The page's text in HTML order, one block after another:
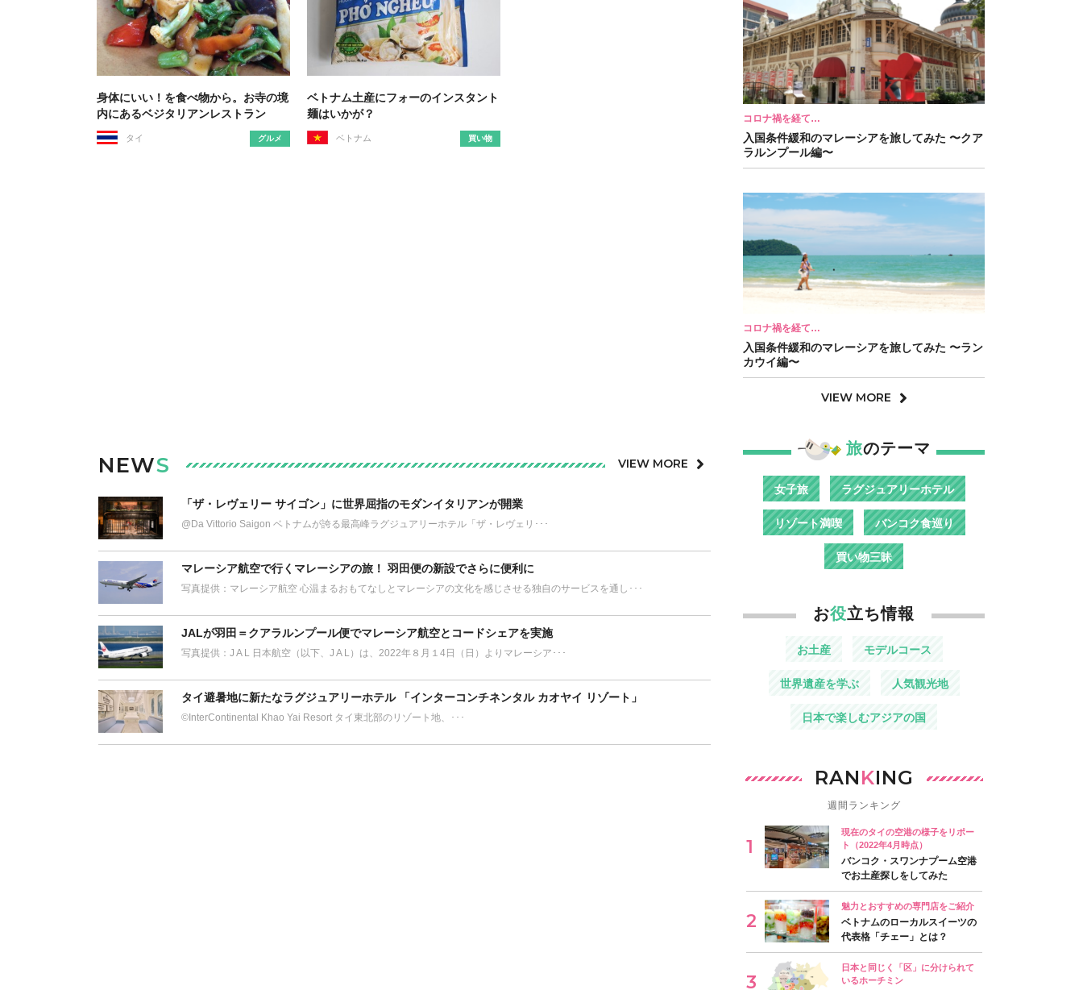
身体にいい！を食べ物から。お寺の境
内にあるベジタリアンレストラン
タイ グルメ
ベトナム土産にフォーのインスタント
麺はいかが？
ベトナム 買い物
NEWS VIEW MORE
「ザ・レヴェリー サイゴン」に世界屈指のモダンイタリアンが開業
@Da Vittorio Saigon ベトナムが誇る最高峰ラグジュアリーホテル「ザ・レヴェリ･･･
マレーシア航空で行くマレーシアの旅！ 羽田便の新設でさらに便利に
写真提供：マレーシア航空 心温まるおもてなしとマレーシアの文化を感じさせる独自のサービスを通し･･･
JALが羽田＝クアラルンプール便でマレーシア航空とコードシェアを実施
写真提供：J A L 日本航空（以下、J A L）は、2022年８月１4日（日）よりマレーシア･･･
タイ避暑地に新たなラグジュアリーホテル 「インターコンチネンタル カオヤイ リゾート」
©︎InterContinental Khao Yai Resort タイ東北部のリゾート地、･･･
コロナ禍を経て…
入国条件緩和のマレーシアを旅してみた 〜クア
ラルンプール編〜
コロナ禍を経て…
入国条件緩和のマレーシアを旅してみた 〜ラン
カウイ編〜
VIEW MORE
旅のテーマ
女子旅 ラグジュアリーホテル
リゾート満喫 バンコク食巡り
買い物三昧
お役立ち情報
お土産 モデルコース
世界遺産を学ぶ 人気観光地
日本で楽しむアジアの国
RANKING
週間ランキング
現在のタイの空港の様子をリポー
ト（2022年4月時点）
バンコク・スワンナプーム空港
でお土産探しをしてみた
魅力とおすすめの専門店をご紹介
ベトナムのローカルスイーツの
代表格「チェー」とは？
日本と同じく「区」に分けられて
いるホーチミン